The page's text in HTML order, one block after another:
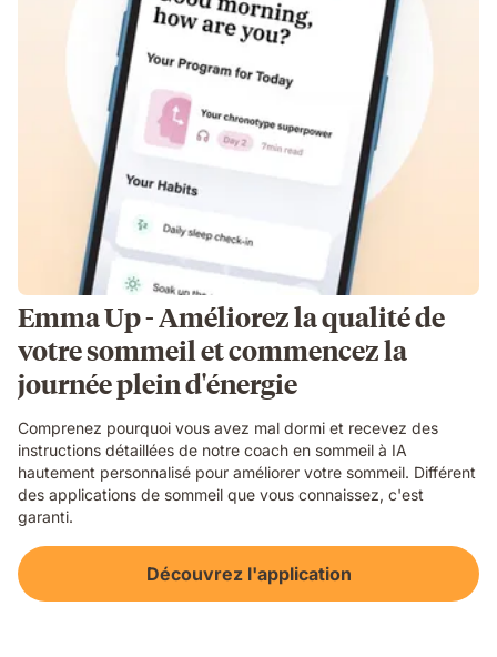
Emma Up - Améliorez la qualité de
votre sommeil et commencez la
journée plein d'énergie
Comprenez pourquoi vous avez mal dormi et recevez des
instructions détaillées de notre coach en sommeil à IA
hautement personnalisé pour améliorer votre sommeil. Différent
des applications de sommeil que vous connaissez, c'est
garanti.
Découvrez l'application